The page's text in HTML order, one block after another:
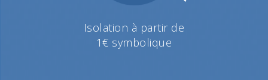
Isolation à partir de
1€ symbolique